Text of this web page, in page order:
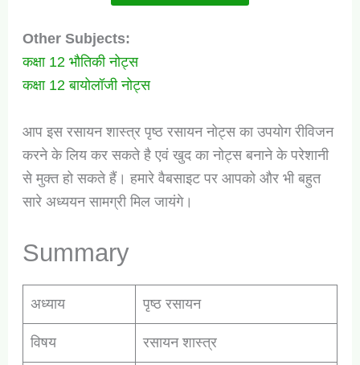
Other Subjects:
कक्षा 12 भौतिकी नोट्स
कक्षा 12 बायोलॉजी नोट्स
आप इस रसायन शास्त्र पृष्ठ रसायन नोट्स का उपयोग रीविजन
करने के लिय कर सकते है एवं खुद का नोट्स बनाने के परेशानी
से मुक्त हो सकते हैं। हमारे वैबसाइट पर आपको और भी बहुत
सारे अध्ययन सामग्री मिल जायंगे।
Summary
अध्याय पृष्ठ रसायन
विषय रसायन शास्त्र